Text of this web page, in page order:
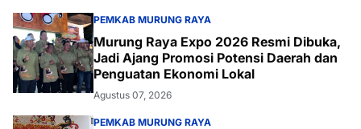
PEMKAB MURUNG RAYA
Murung Raya Expo 2026 Resmi Dibuka,
Jadi Ajang Promosi Potensi Daerah dan
Penguatan Ekonomi Lokal
Agustus 07, 2026
PEMKAB MURUNG RAYA